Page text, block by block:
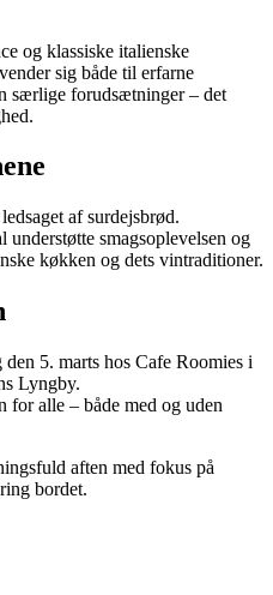
og klassiske italienske
sig både til erfarne
særlige forudsætninger – det
af surdejsbrød.
smagsoplevelsen og
køkken og dets vintraditioner.
5. marts hos Cafe Roomies i
Lyngby.
for alle – både med og uden
aften med fokus på
bordet.